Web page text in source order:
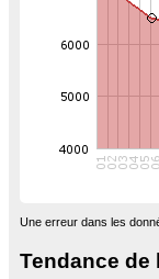
Une erreur dans les
Tendance de